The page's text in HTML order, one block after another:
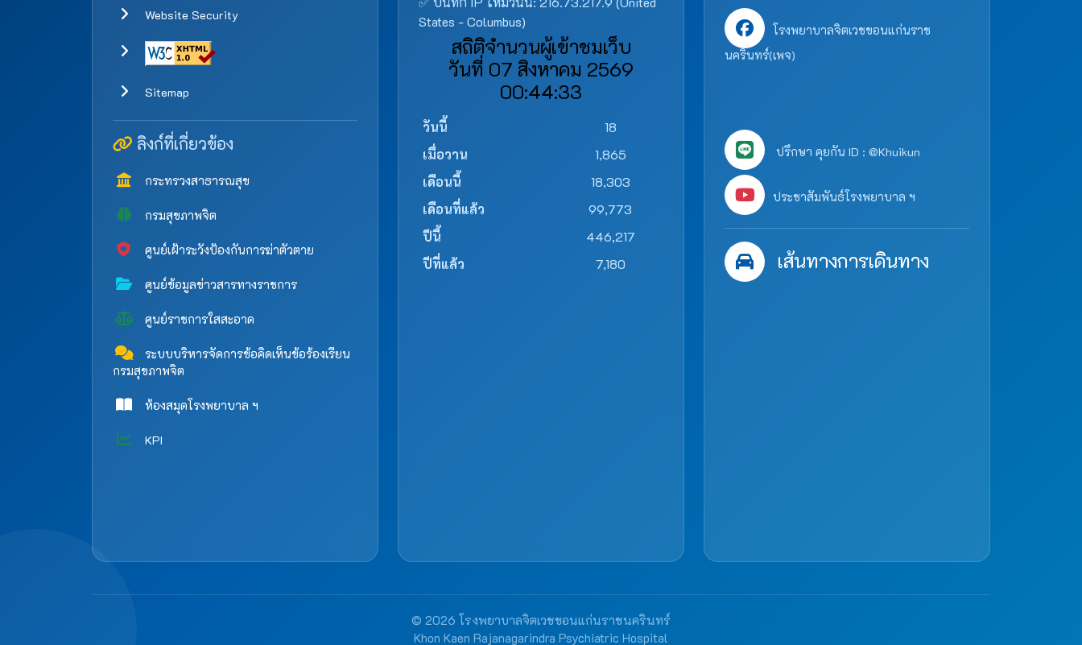
Website Security
Sitemap
ลิงก์ที่เกี่ยวข้อง
กระทรวงสาธารณสุข
กรมสุขภาพจิต
ศูนย์เฝ้าระวังป้องกันการฆ่าตัวตาย
ศูนย์ข้อมูลข่าวสารทางราชการ
ศูนย์ราชการใสสะอาด
ระบบบริหารจัดการข้อคิดเห็นข้อร้องเรียน
กรมสุขภาพจิต
ห้องสมุดโรงพยาบาล ฯ
KPI
States - Columbus)
สถิติจำนวนผู้เข้าชมเว็บ
วันที่ 07 สิงหาคม 2569
00:44:33
วันนี้
18
เมื่อวาน
1,865
เดือนนี้
18,303
เดือนที่แล้ว
99,773
ปีนี้
446,217
ปีที่แล้ว
7,180
โรงพยาบาลจิตเวชขอนแก่นราช
นครินทร์(เพจ)
ปรึกษา คุยกัน ID : @Khuikun
ประชาสัมพันธ์โรงพยาบาล ฯ
เส้นทางการเดินทาง
© 2026 โรงพยาบาลจิตเวชขอนแก่นราชนครินทร์
Khon Kaen Rajanagarindra Psychiatric Hospital